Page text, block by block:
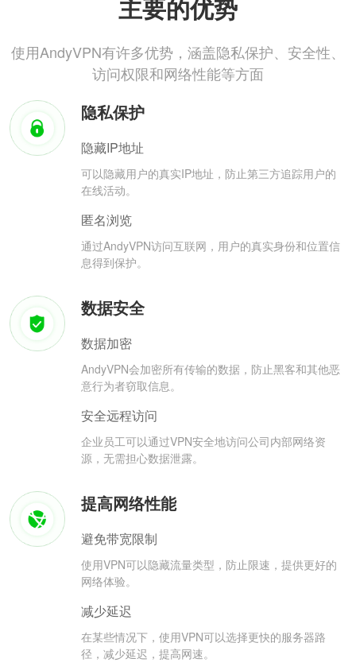
主要的优势
使用AndyVPN有许多优势，涵盖隐私保护、安全性、
访问权限和网络性能等方面
隐私保护
隐藏IP地址
可以隐藏用户的真实IP地址，防止第三方追踪用户的
在线活动。
匿名浏览
通过AndyVPN访问互联网，用户的真实身份和位置信
息得到保护。
数据安全
数据加密
AndyVPN会加密所有传输的数据，防止黑客和其他恶
意行为者窃取信息。
安全远程访问
企业员工可以通过VPN安全地访问公司内部网络资
源，无需担心数据泄露。
提高网络性能
避免带宽限制
使用VPN可以隐藏流量类型，防止限速，提供更好的
网络体验。
减少延迟
在某些情况下，使用VPN可以选择更快的服务器路
径，减少延迟，提高网速。